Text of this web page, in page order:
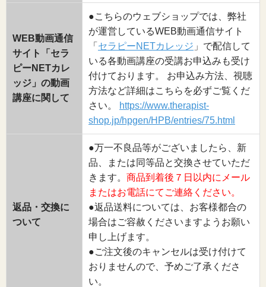
WEB動画通信
サイト「セラ
ピーNETカレ
ッジ」の動画
講座に関して
●こちらのウェブショップでは、弊社
が運営しているWEB動画通信サイト
「 セラピーNETカレッジ 」で配信して
いる各動画講座の受講お申込みも受け
付けております。 お申込み方法、視聴
方法など詳細はこちらを必ずご覧くだ
さい。
https://www.therapist-
shop.jp/hpgen/HPB/entries/75.html
返品・交換に
ついて
●万一不良品等がございましたら、新
品、または同等品と交換させていただ
きます。 商品到着後７日以内にメール
またはお電話にてご連絡ください。
●返品送料については、お客様都合の
場合はご容赦くださいますようお願い
申し上げます。
●ご注文後のキャンセルは受け付けて
おりませんので、予めご了承くださ
い。